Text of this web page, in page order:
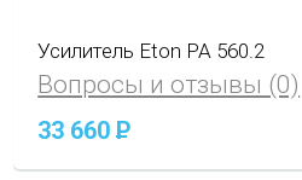
Усилитель Eton PA 560.2
Вопросы и отзывы (0)
33 660P